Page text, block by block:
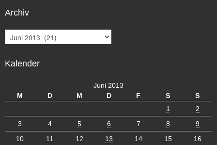
Archiv
r
h
Kalender
Juni 2013
M
D M D F S S
1
2
3
4 5 6 7 8
9
10
11 12 13 14 15
16